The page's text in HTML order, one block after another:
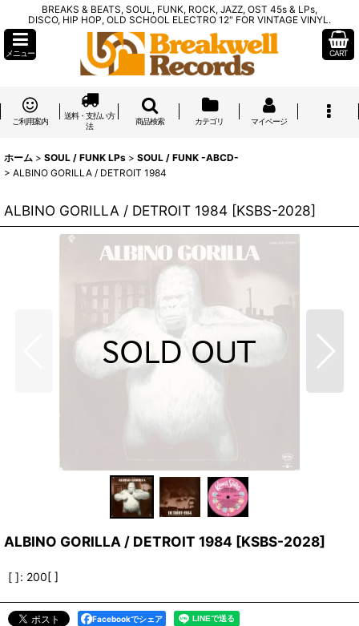
BREAKS & BEATS, SOUL, FUNK, ROCK, JAZZ, OST 45s & LPs,
DISCO, HIP HOP, OLD SCHOOL ELECTRO 12" FOR VINTAGE VINYL.
メニュー CART
ご利用案内
送料・支払い方
法
商品検索 カテゴリ マイページ
ホーム > SOUL / FUNK LPs > SOUL / FUNK -ABCD-
> ALBINO GORILLA / DETROIT 1984
ALBINO GORILLA / DETROIT 1984 [KSBS-2028]
ALBINO GORILLA / DETROIT 1984 [KSBS-2028]
[ ]: 200[ ]
Facebookでシェア